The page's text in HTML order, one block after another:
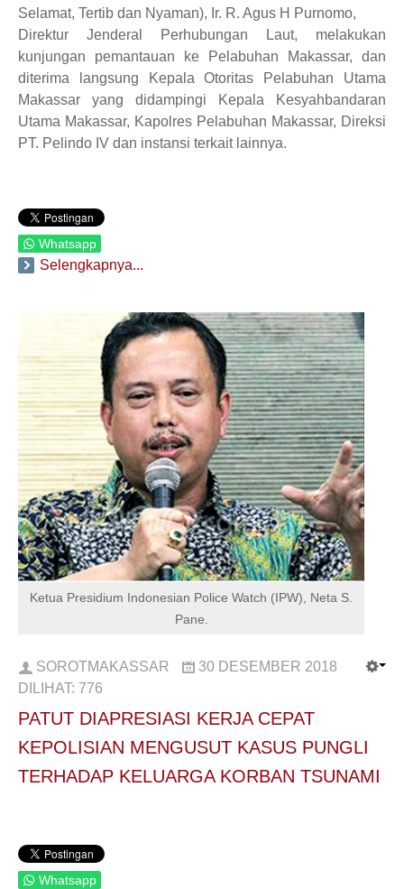
Selamat, Tertib dan Nyaman), Ir. R. Agus H Purnomo,
Direktur Jenderal Perhubungan Laut, melakukan
kunjungan pemantauan ke Pelabuhan Makassar, dan
diterima langsung Kepala Otoritas Pelabuhan Utama
Makassar yang didampingi Kepala Kesyahbandaran
Utama Makassar, Kapolres Pelabuhan Makassar, Direksi
PT. Pelindo IV dan instansi terkait lainnya.
Whatsapp
Selengkapnya...
Ketua Presidium Indonesian Police Watch (IPW), Neta S.
Pane.
SOROTMAKASSAR
30 DESEMBER 2018
DILIHAT: 776
PATUT DIAPRESIASI KERJA CEPAT
KEPOLISIAN MENGUSUT KASUS PUNGLI
TERHADAP KELUARGA KORBAN TSUNAMI
Whatsapp